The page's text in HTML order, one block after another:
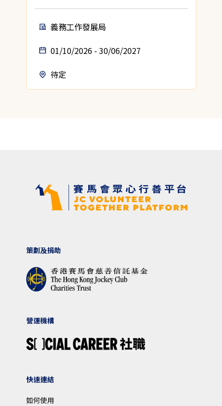
義務工作發展局
01/10/2026 - 30/06/2027
待定
策劃及捐助
營運機構
快速連結
如何使用